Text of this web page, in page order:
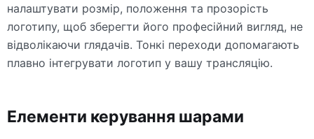
налаштувати розмір, положення та прозорість
логотипу, щоб зберегти його професійний вигляд, не
відволікаючи глядачів. Тонкі переходи допомагають
плавно інтегрувати логотип у вашу трансляцію.
Елементи керування шарами